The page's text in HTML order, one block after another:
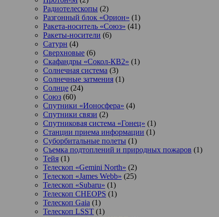
Радиотелескопы (2)
Разгонный блок «Орион» (1)
Ракета-носитель «Союз» (41)
Ракеты-носители (6)
Сатурн (4)
Сверхновые (6)
Скафандры «Сокол-КВ2» (1)
Солнечная система (3)
Солнечные затмения (1)
Солнце (24)
Союз (60)
Спутники «Ионосфера» (4)
Спутники связи (2)
Спутниковая система «Гонец» (1)
Станции приема информации (1)
Суборбитальные полеты (1)
Съемка подтоплений и природных пожаров (1)
Тейя (1)
Телескоп «Gemini North» (2)
Телескоп «James Webb» (25)
Телескоп «Subaru» (1)
Телескоп CHEOPS (1)
Телескоп Gaia (1)
Телескоп LSST (1)